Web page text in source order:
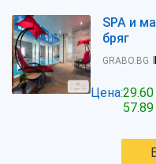
SPA и
бряг
GRABO.BG
Цена: